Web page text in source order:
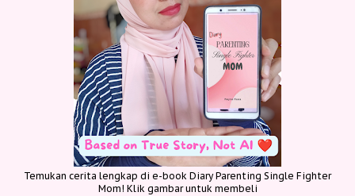
Temukan cerita lengkap di e-book Diary Parenting Single Fighter
Mom! Klik gambar untuk membeli